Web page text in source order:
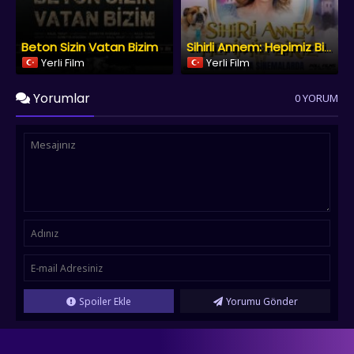
Beton Sizin Vatan Bizim
Yerli Film
Sihirli Annem: Hepimiz Biriz
Yerli Film
Yorumlar 0 YORUM
Spoiler Ekle Yorumu Gönder